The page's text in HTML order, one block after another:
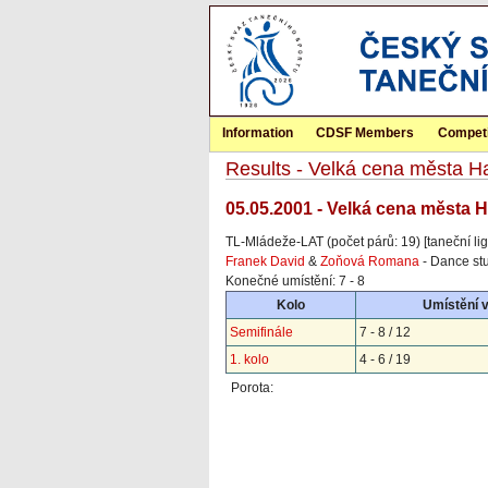
Information CDSF Members
Results - Velká cena města
05.05.2001 - Velká cena města
TL-Mládeže-LAT (počet párů: 19) [taneční
Franek David & Zoňová Romana - Dance
Konečné umístění: 7 - 8
Kolo
Umístění
Semifinále
7 - 8 / 12
1. kolo
4 - 6 / 19
Porota: